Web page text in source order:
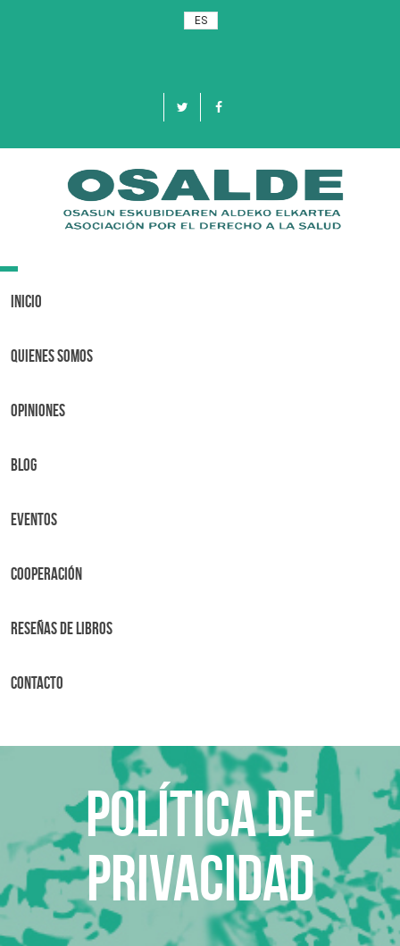
ES
Toggle
Inicio
Quienes Somos
OPINIONES
BLOG
Eventos
Cooperación
Reseñas de libros
Contacto
Política de
privacidad